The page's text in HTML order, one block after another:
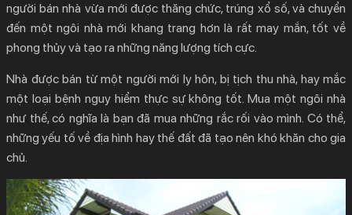
người bán nhà vừa mới được thăng chức, trúng xổ số, và chuyển
đến một ngôi nhà mới khang trang hơn là rất may mắn, tốt về
phong thủy và tạo ra những năng lượng tích cực.
Nhà được bán từ một người mới ly hôn, bị tịch thu nhà, hay mắc
một loại bệnh nguy hiểm thực sự không tốt. Mua một ngôi nhà
như thế, có nghĩa là bạn đã mua những rắc rối vào mình. Có thể,
những yếu tố về địa hình hay thế đất đã tạo nên khó khăn cho gia
chủ.